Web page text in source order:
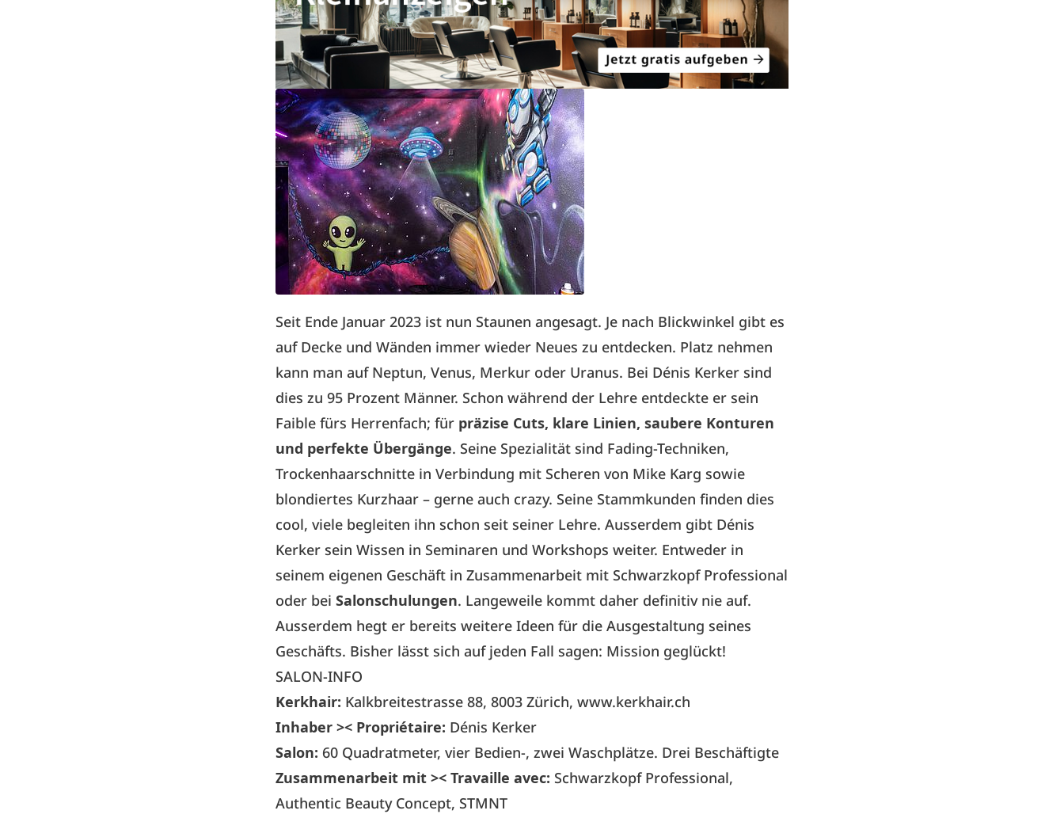
Seit Ende Januar 2023 ist nun Staunen angesagt. Je nach Blickwinkel gibt es
auf Decke und Wänden immer wieder Neues zu entdecken. Platz nehmen
kann man auf Neptun, Venus, Merkur oder Uranus. Bei Dénis Kerker sind
dies zu 95 Prozent Männer. Schon während der Lehre entdeckte er sein
Faible fürs Herrenfach; für präzise Cuts, klare Linien, saubere Konturen
und perfekte Übergänge. Seine Spezialität sind Fading-Techniken,
Trockenhaarschnitte in Verbindung mit Scheren von Mike Karg sowie
blondiertes Kurzhaar – gerne auch crazy. Seine Stammkunden finden dies
cool, viele begleiten ihn schon seit seiner Lehre. Ausserdem gibt Dénis
Kerker sein Wissen in Seminaren und Workshops weiter. Entweder in
seinem eigenen Geschäft in Zusammenarbeit mit Schwarzkopf Professional
oder bei Salonschulungen. Langeweile kommt daher definitiv nie auf.
Ausserdem hegt er bereits weitere Ideen für die Ausgestaltung seines
Geschäfts. Bisher lässt sich auf jeden Fall sagen: Mission geglückt!
SALON-INFO
Kerkhair: Kalkbreitestrasse 88, 8003 Zürich, www.kerkhair.ch
Inhaber >< Propriétaire: Dénis Kerker
Salon: 60 Quadratmeter, vier Bedien-, zwei Waschplätze. Drei Beschäftigte
Zusammenarbeit mit >< Travaille avec: Schwarzkopf Professional,
Authentic Beauty Concept, STMNT